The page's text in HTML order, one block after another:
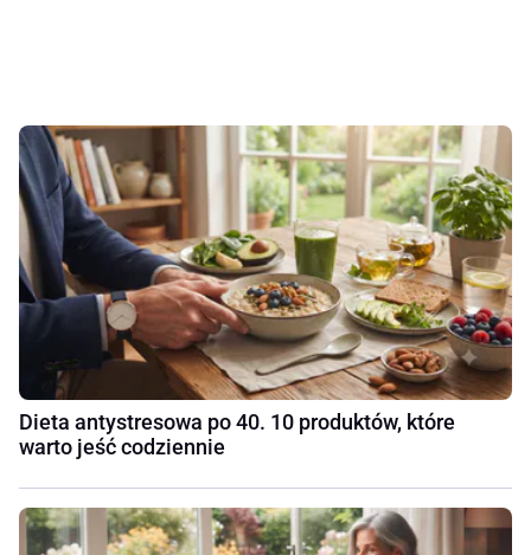
Dieta antystresowa po 40. 10 produktów, które
warto jeść codziennie